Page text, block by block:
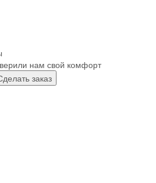
нам свой комфорт
заказ